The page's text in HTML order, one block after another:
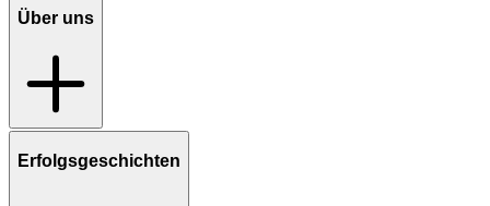
Über uns
Erfolgsgeschichten